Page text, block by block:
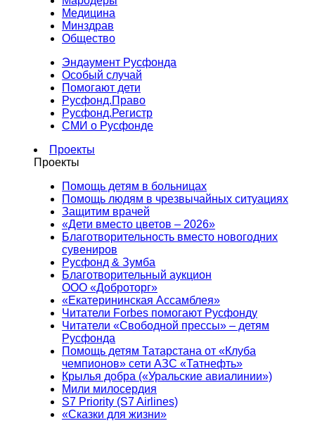
Медицина
Минздрав
Общество
Эндаумент Русфонда
Особый случай
Помогают дети
Русфонд.Право
Русфонд.Регистр
СМИ о Русфонде
Проекты
Проекты
Помощь детям в больницах
Помощь людям в чрезвычайных ситуациях
Защитим врачей
«Дети вместо цветов – 2026»
Благотворительность вместо новогодних
сувениров
Русфонд & Зумба
Благотворительный аукцион
ООО «Доброторг»
«Екатерининская Ассамблея»
Читатели Forbes помогают Русфонду
Читатели «Свободной прессы» – детям
Русфонда
Помощь детям Татарстана от «Клуба
чемпионов» сети АЗС «Татнефть»
Крылья добра («Уральские авиалинии»)
Мили милосердия
S7 Priority (S7 Airlines)
«Сказки для жизни»